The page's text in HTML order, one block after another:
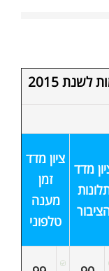
2015
מדד
ציון מדד
זמן
מענה
טלפוני